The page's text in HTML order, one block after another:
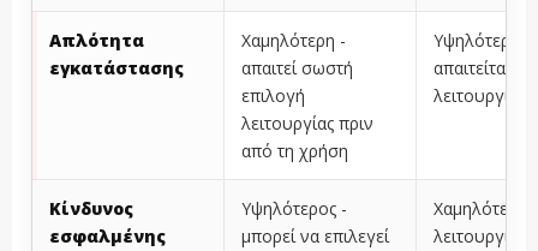
Απλότητα
εγκατάστασης
Χαμηλότερη -
απαιτεί σωστή
επιλογή
λειτουργίας πριν
από τη χρήση
Υψηλότερη -
απαιτείται
λειτουργίας
Κίνδυνος
εσφαλμένης
Υψηλότερος -
μπορεί να επιλεγεί
λειτουργία